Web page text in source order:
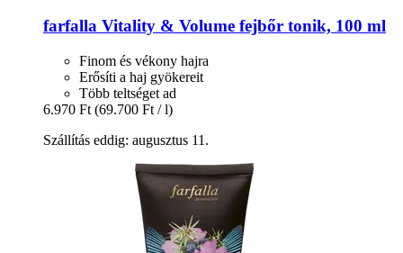
farfalla Vitality & Volume fejbőr tonik, 100 ml
Finom és vékony hajra
Erősíti a haj gyökereit
Több teltséget ad
6.970 Ft (69.700 Ft / l)
Szállítás eddig: augusztus 11.